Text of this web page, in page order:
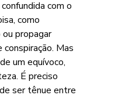
com o
como
propagar
Mas
um equívoco,
É preciso
ser tênue entre